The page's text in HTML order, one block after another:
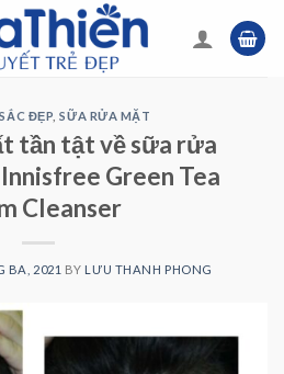
ĐẸP ,SỮA RỬA MẶT
tần tật về sữa rửa
Green Tea
Cleanser
BA, 2021 BY LƯU THANH PHONG